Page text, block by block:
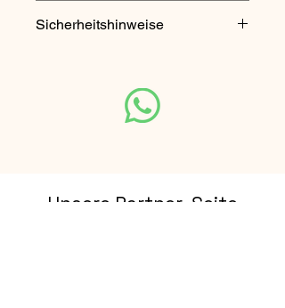
Sicherheitshinweise
Unsere Partner-Seite